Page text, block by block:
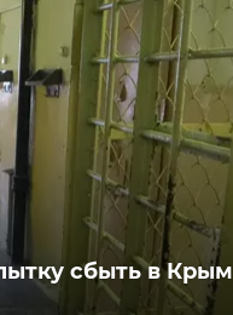
сбыть в